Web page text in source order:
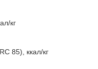
кг
85), ккал/кг